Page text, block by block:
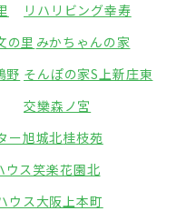
リハリビング幸寿
の里 みかちゃんの家
野 そんぽの家S上新庄東
交欒森ノ宮
ー旭城北桂枝苑
ウス笑楽花園北
ウス大阪上本町